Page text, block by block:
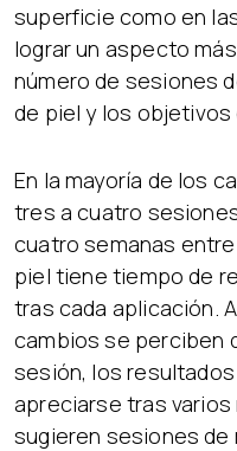
superficie como en
lograr un aspecto
número de sesiones
de piel y los objetivos
En la mayoría de los
tres a cuatro
cuatro semanas
piel tiene tiempo de
tras cada aplicación.
cambios se perciben
sesión, los
apreciarse tras varios
sugieren sesiones